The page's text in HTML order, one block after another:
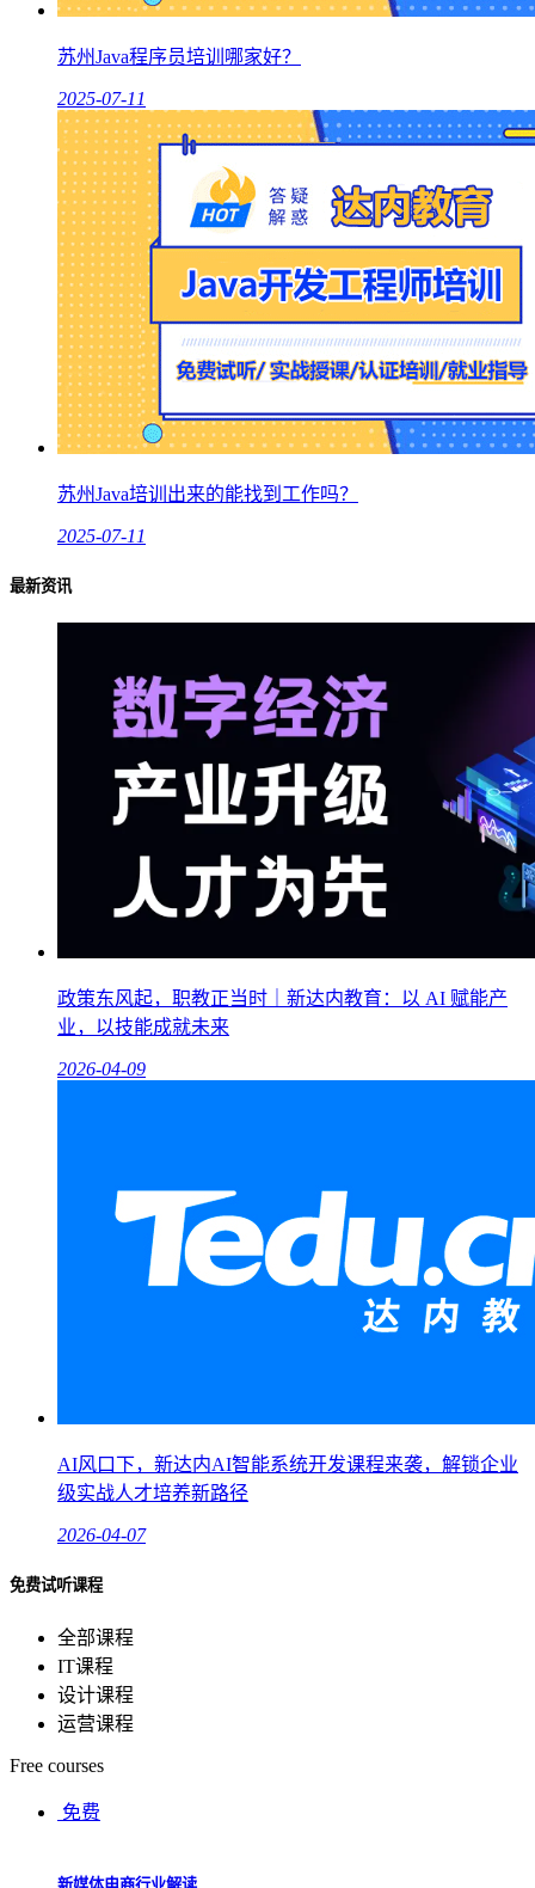
苏州Java程序员培训哪家好？
2025-07-11
苏州Java培训出来的能找到工作吗？
2025-07-11
最新资讯
政策东风起，职教正当时｜新达内教育：以 AI 赋能产
业，以技能成就未来
2026-04-09
AI风口下，新达内AI智能系统开发课程来袭，解锁企业
级实战人才培养新路径
2026-04-07
免费试听课程
全部课程
IT课程
设计课程
运营课程
Free courses
免费